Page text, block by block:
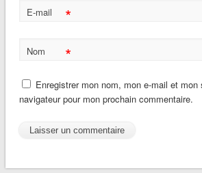
E-mail *
Nom *
Enregistrer mon nom, mon e-mail et mon
navigateur pour mon prochain commentaire.